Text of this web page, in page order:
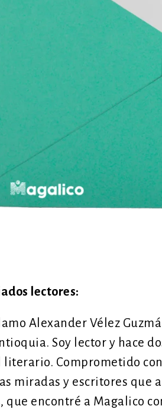
lectores:
Alexander Vélez
Soy lector y hace
literario. Comprometido
miradas y escritores que
que encontré a Magalico